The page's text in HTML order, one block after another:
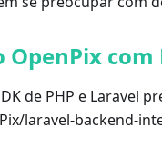
com
de PHP e Laravel
laravel-backend-